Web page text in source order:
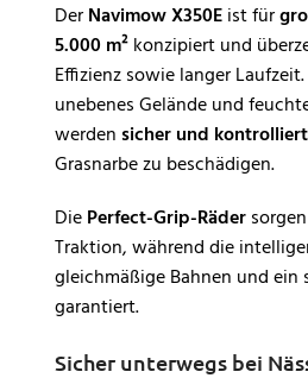
DerNavimow X350Eist für
5.000 m²konzipiert und
Effizienz sowie langer
unebenes Gelände und
werdensicher und kontrolliert
Grasnarbe zu beschädigen.
DiePerfect-Grip-Räder
Traktion, während die
gleichmäßige Bahnen und ein
garantiert.
Sicher unterwegs bei